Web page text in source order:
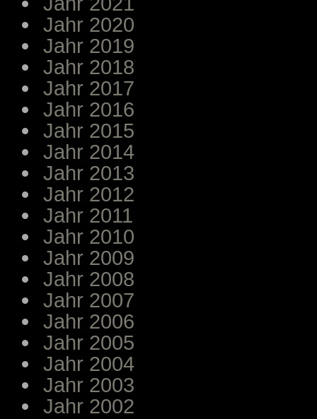
Jahr 2020
Jahr 2019
Jahr 2018
Jahr 2017
Jahr 2016
Jahr 2015
Jahr 2014
Jahr 2013
Jahr 2012
Jahr 2011
Jahr 2010
Jahr 2009
Jahr 2008
Jahr 2007
Jahr 2006
Jahr 2005
Jahr 2004
Jahr 2003
Jahr 2002